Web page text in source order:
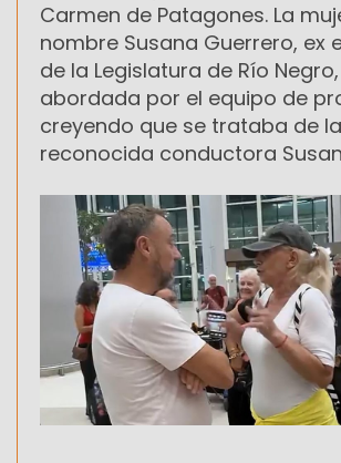
Carmen de Patagones. La
nombre Susana Guerrero, ex
de la Legislatura de Río
abordada por el equipo de
creyendo que se trataba de la
reconocida conductora